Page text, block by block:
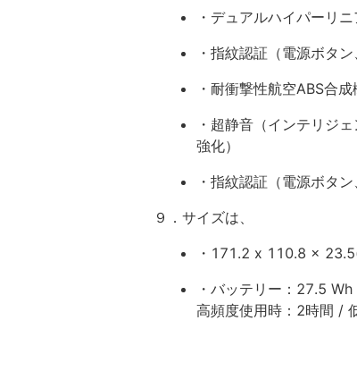
・デュアルハイパーリ
・指紋認証（電源ボタ
・耐衝撃性航空ABS合
・超静音（インテリジ
強化）
・指紋認証（電源ボタ
９．サイズは、
・171.2 x 110.8 x
・バッテリー：27.5 Wh
高頻度使用時：2時間 /